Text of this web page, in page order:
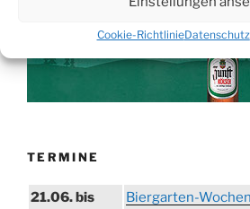
Cookie-RichtlinieDatenschutz
TERMINE
21.06. bis
Biergarten-